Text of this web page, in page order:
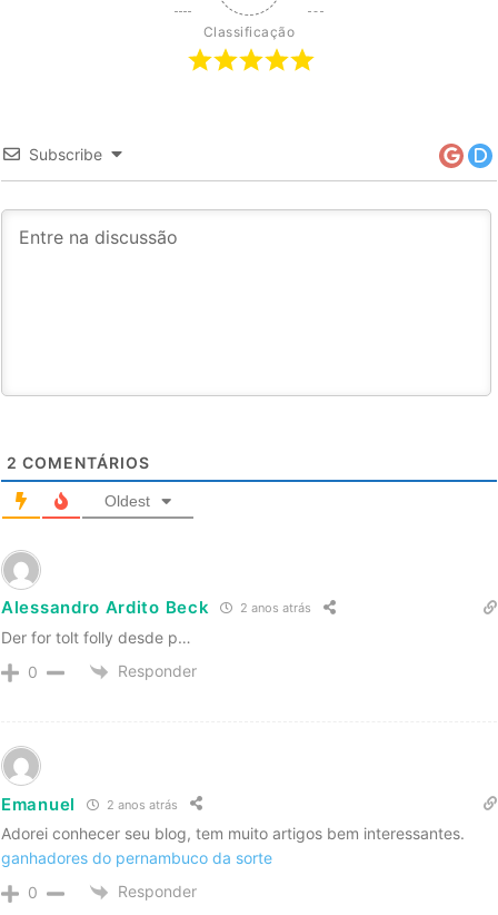
Classificação
Subscribe
2 COMENTÁRIOS
Oldest
Alessandro Ardito Beck 2 anos atrás
Der for tolt folly desde p…
0
Responder
Emanuel 2 anos atrás
Adorei conhecer seu blog, tem muito artigos bem interessantes.
ganhadores do pernambuco da sorte
0
Responder